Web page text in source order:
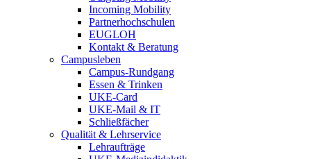
Incoming Mobility
Partnerhochschulen
EUGLOH
Kontakt & Beratung
Campusleben
Campus-Rundgang
Essen & Trinken
UKE-Card
UKE-Mail & IT
Schließfächer
Qualität & Lehrservice
Lehraufträge